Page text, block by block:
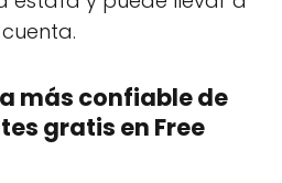
más confiable de
gratis en Free